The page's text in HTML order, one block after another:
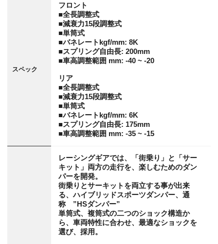
スペック
フロント
■全長調整式
■減衰力15段調整式
■単筒式
■バネレートkgf/mm: 8K
■スプリング自由長: 200mm
■車高調整範囲 mm: -40 ~ -20
リア
■全長調整式
■減衰力15段調整式
■単筒式
■バネレートkgf/mm: 6K
■スプリング自由長: 175mm
■車高調整範囲 mm: -35 ~ -15
レーシングギアでは、「街乗り」と「サー
キット」両方の走行を、楽しむためのダン
パーを開発。
街乗りとサーキットを両立する事が出来
る、ハイブリッドスポーツダンパー、通
称 ”HSダンパー”
単筒式、複筒式の二つのショック構造か
ら、車両特性に合わせ、最適なショックを
選び、採用。